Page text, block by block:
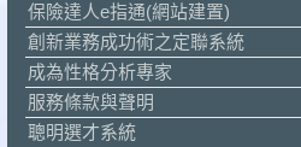
保險達人e指通(網站建置)
創新業務成功術之定聯系統
成為性格分析專家
服務條款與聲明
聰明選才系統